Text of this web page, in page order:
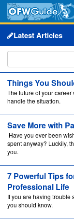
Latest Articles
Things You
The future of your
handle the situation.
Save More with
Have you ever been
spent anyway? Luckily,
you.
7 Powerful Tips
Professional Life
If you are having trouble
you should know.